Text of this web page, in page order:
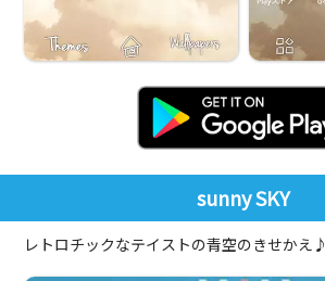
sunny SKY
レトロチックなテイストの青空のきせかえ♪